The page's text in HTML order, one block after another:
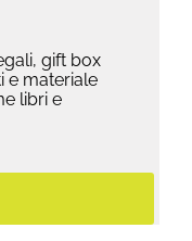
gift box
e materiale
libri e